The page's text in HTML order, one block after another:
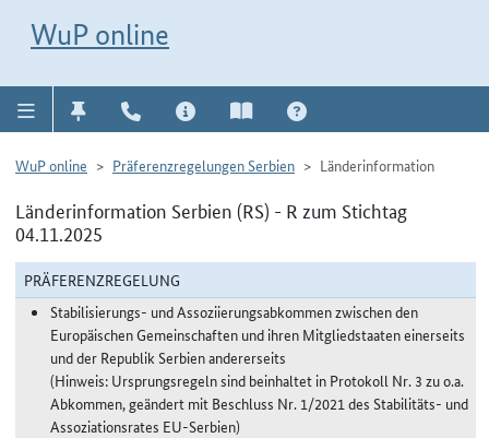
WuP online
WuP online Präferenzregelungen Serbien Länderinformation
Länderinformation Serbien (RS) - R zum Stichtag
04.11.2025
PRÄFERENZREGELUNG
Stabilisierungs- und Assoziierungsabkommen zwischen den
Europäischen Gemeinschaften und ihren Mitgliedstaaten einerseits
und der Republik Serbien andererseits
(Hinweis: Ursprungsregeln sind beinhaltet in Protokoll Nr. 3 zu o.a.
Abkommen, geändert mit Beschluss Nr. 1/2021 des Stabilitäts- und
Assoziationsrates EU-Serbien)